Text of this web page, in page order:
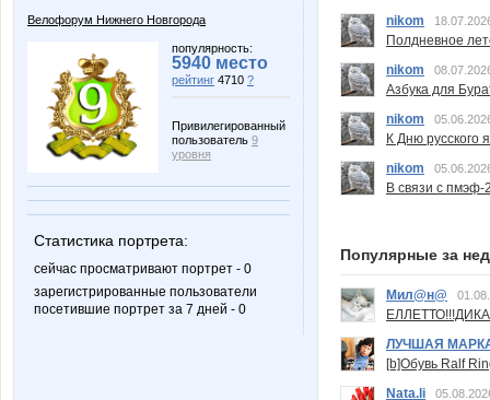
Велофорум Нижнего Новгорода
популярность:
5940 место
рейтинг 4710 ?
Привилегированный
пользователь 9
уровня
Статистика портрета:
сейчас просматривают портрет - 0
зарегистрированные пользователи
посетившие портрет за 7 дней - 0
nikom
Полдневное
nikom
Азбука для
nikom
К Дню русского
nikom
В связи с пмэф-
Популярные за
Мил@н@
ЛУЧШАЯ
[b]Обувь Ralf
Nata.li